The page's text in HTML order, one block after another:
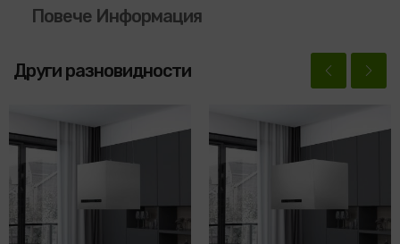
Повече Информация
Други разновидности